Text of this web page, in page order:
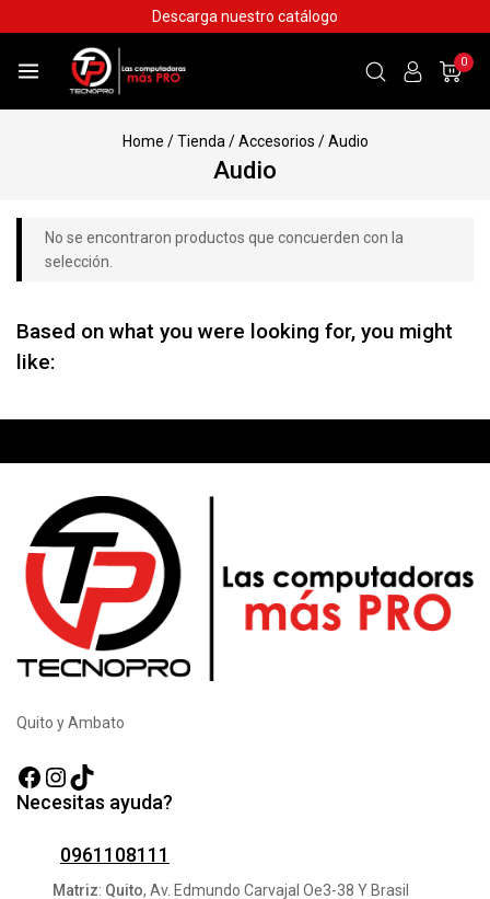
to
Descarga nuestro catálogo
0
Home / Tienda / Accesorios / Audio
Audio
No se encontraron productos que concuerden con la
selección.
Based on what you were looking for, you might
like:
Quito y Ambato
Facebook
Instagram
TikTok
Necesitas ayuda?
0961108111
Matriz: Quito, Av. Edmundo Carvajal Oe3-38 Y Brasil